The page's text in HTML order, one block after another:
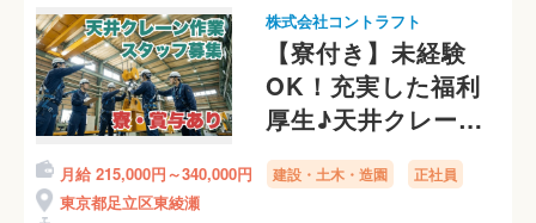
株式会社コントラフト
【寮付き】未経験
OK！充実した福利
厚生♪天井クレーン
の点検・修理・据付
スタッフ
月給 215,000円～340,000円 建設・土木・造園 正社員
東京都足立区東綾瀬